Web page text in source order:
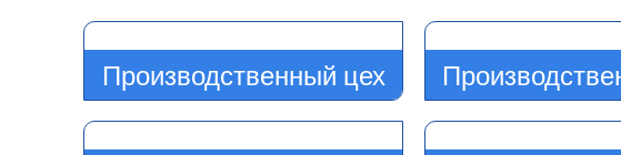
Производственный цех